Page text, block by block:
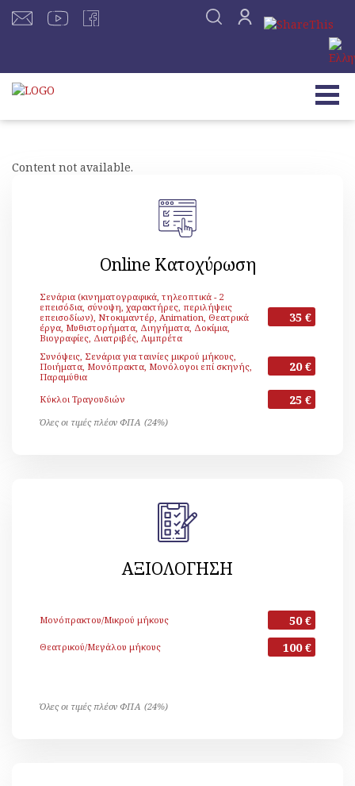
Content not available.
Online Κατοχύρωση
Σενάρια (κινηματογραφικά, τηλεοπτικά - 2
επεισόδια, σύνοψη, χαρακτήρες, περιλήψεις
επεισοδίων), Ντοκιμαντέρ, Animation, Θεατρικά
έργα, Μυθιστορήματα, Διηγήματα, Δοκίμια,
Βιογραφίες, Διατριβές, Λιμπρέτα
35 €
Συνόψεις, Σενάρια για ταινίες μικρού μήκους,
Ποιήματα, Μονόπρακτα, Μονόλογοι επί σκηνής,
Παραμύθια
20 €
Κύκλοι Τραγουδιών 25 €
Όλες οι τιμές πλέον ΦΠΑ (24%)
ΑΞΙΟΛΟΓΗΣΗ
Μονόπρακτου/Μικρού μήκους 50 €
Θεατρικού/Μεγάλου μήκους 100 €
Όλες οι τιμές πλέον ΦΠΑ (24%)